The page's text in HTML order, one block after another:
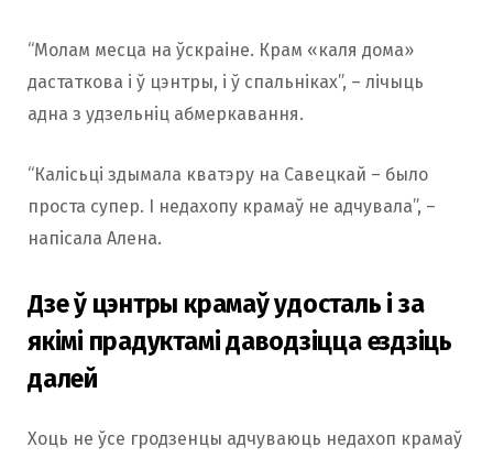
“Молам месца на ўскраіне. Крам «каля дома»
дастаткова і ў цэнтры, і ў спальніках”, – лічыць
адна з удзельніц абмеркавання.
“Калісьці здымала кватэру на Савецкай – было
проста супер. І недахопу крамаў не адчувала”, –
напісала Алена.
Дзе ў цэнтры крамаў удосталь і за
якімі прадуктамі даводзіцца ездзіць
далей
Хоць не ўсе гродзенцы адчуваюць недахоп крамаў